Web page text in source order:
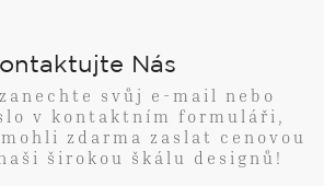
Nás
svůj e-mail nebo
v kontaktním formuláři,
zdarma zaslat cenovou
širokou škálu designů!